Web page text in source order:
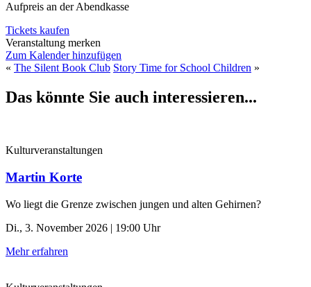
Aufpreis an der Abendkasse
Tickets kaufen
Veranstaltung merken
Zum Kalender hinzufügen
« The Silent Book Club Story Time for School Children »
Das könnte Sie auch interessieren...
Kulturveranstaltungen
Martin Korte
Wo liegt die Grenze zwischen jungen und alten Gehirnen?
Di., 3. November 2026 | 19:00 Uhr
Mehr erfahren